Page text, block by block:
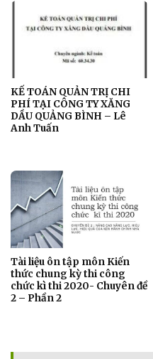
KẾ TOÁN QUẢN TRỊ CHI
PHÍ TẠI CÔNG TY XĂNG
DẦU QUẢNG BÌNH – Lê
Anh Tuấn
Tài liệu ôn tập môn Kiến
thức chung kỳ thi công
chức kì thi 2020- Chuyên đề
2 – Phần 2